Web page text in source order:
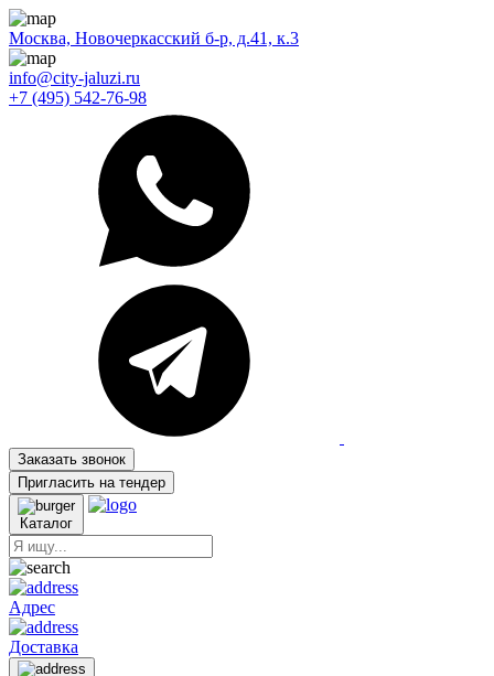
Москва, Новочеркасский б-р, д.41, к.3
info@city-jaluzi.ru
+7 (495) 542-76-98
Заказать звонок
Пригласить на тендер
Каталог
Адрес
Доставка